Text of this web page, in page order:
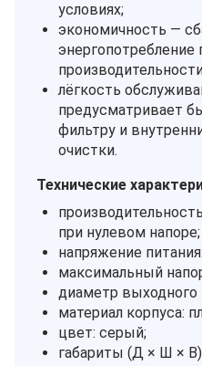
условиях;
экономичность —
лёгкость
предусматривает
фильтру и
очистки.
Технические
при нулевом напоре;
напряжение
максимальный
диаметр выходного
материал корпуса:
цвет: серый;
габариты (Д × Ш ×